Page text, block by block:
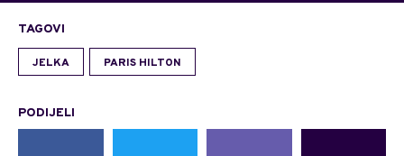
TAGOVI
JELKA PARIS HILTON
PODIJELI